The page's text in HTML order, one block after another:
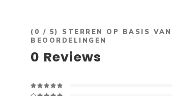
( 0 / 5) STERREN OP BASIS VAN
BEOORDELINGEN
0 Reviews